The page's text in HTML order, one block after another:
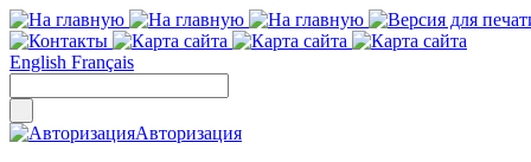
English Français
Авторизация